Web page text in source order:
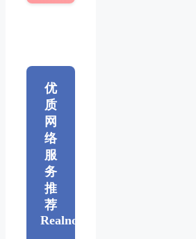
优
质
网
络
服
务
推
荐
Realnode